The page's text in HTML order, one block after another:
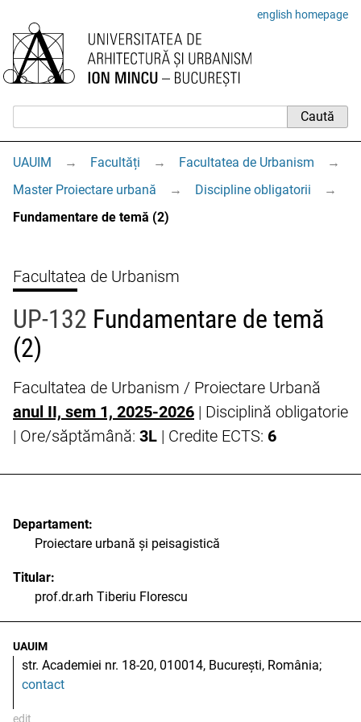
english homepage
UAUIM → Facultăți → Facultatea de Urbanism
→
Master Proiectare urbană
→ Discipline obligatorii
→
Fundamentare de temă (2)
Facultatea de Urbanism
UP-132 Fundamentare de temă
(2)
Facultatea de Urbanism / Proiectare Urbană
anul II, sem 1, 2025-2026 | Disciplină obligatorie
| Ore/săptămână: 3L | Credite ECTS: 6
Departament:
Proiectare urbană și peisagistică
Titular:
prof.dr.arh Tiberiu Florescu
UAUIM
str. Academiei nr. 18-20, 010014, București, România;
contact
edit